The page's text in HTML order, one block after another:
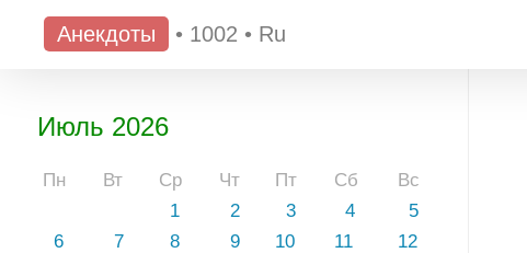
Анекдоты • 1002 • Ru
Июль 2026
Пн Вт Ср Чт Пт Сб
Вс
1
2 3 4
5
6
7 8 9 10 11
12